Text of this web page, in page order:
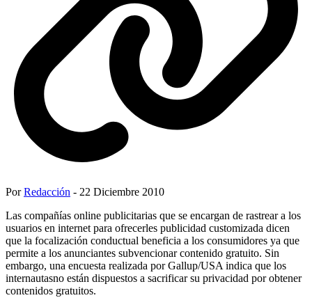
PorRedacción - 22 Diciembre 2010
Las compañías online publicitarias que se encargan de rastrear a los
usuarios en internet para ofrecerles publicidad customizada dicen
que la focalización conductual beneficia a los consumidores ya que
permite a los anunciantes subvencionar contenido gratuito. Sin
embargo, una encuesta realizada por Gallup/USA indica que los
internautasno están dispuestos a sacrificar su privacidad por obtener
contenidos gratuitos.